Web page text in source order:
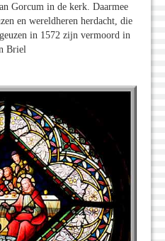
Gorcum in de kerk. Daarmee
en wereldheren herdacht, die
in 1572 zijn vermoord in
Briel